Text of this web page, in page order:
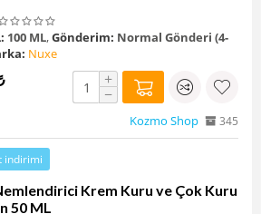
100 ML,Gönderim: Normal Gönderi (4-
Nuxe
+
−
Kozmo Shop 345
indirimi
Krem Kuru ve Çok Kuru
50 ML